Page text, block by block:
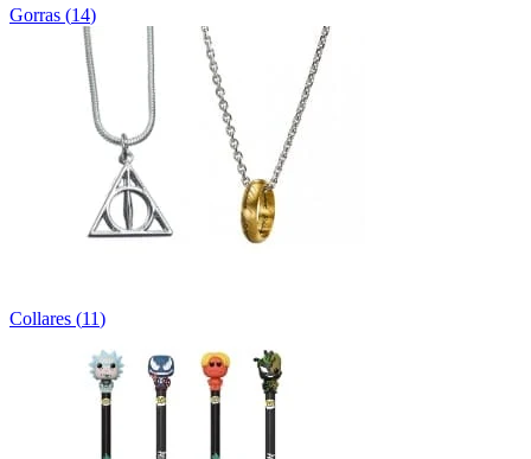
Gorras (14)
Collares (11)